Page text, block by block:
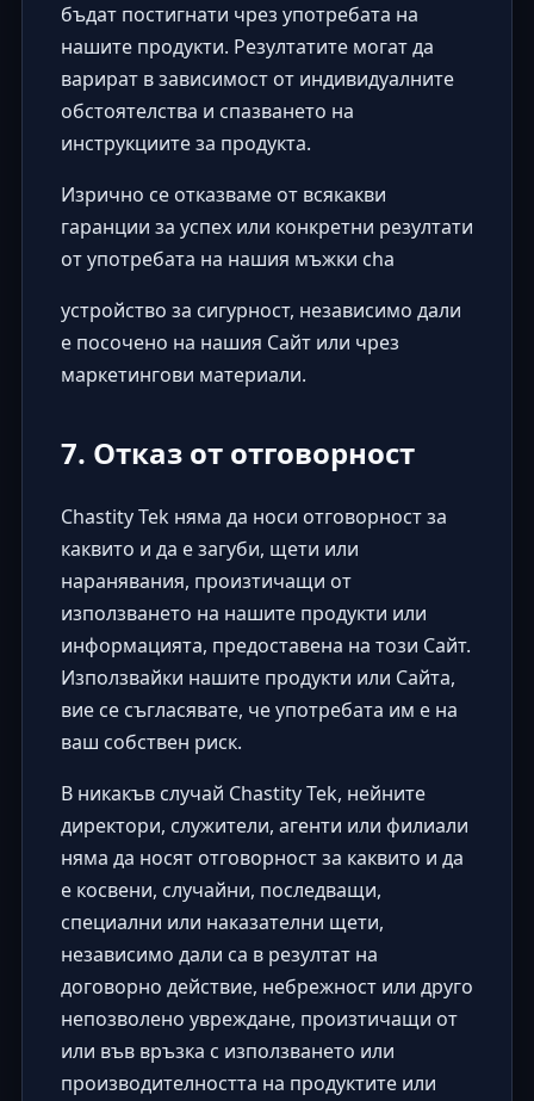
бъдат постигнати чрез употребата на
нашите продукти. Резултатите могат да
варират в зависимост от индивидуалните
обстоятелства и спазването на
инструкциите за продукта.
Изрично се отказваме от всякакви
гаранции за успех или конкретни резултати
от употребата на нашия мъжки cha
устройство за сигурност, независимо дали
е посочено на нашия Сайт или чрез
маркетингови материали.
7. Отказ от отговорност
Chastity Tek няма да носи отговорност за
каквито и да е загуби, щети или
наранявания, произтичащи от
използването на нашите продукти или
информацията, предоставена на този Сайт.
Използвайки нашите продукти или Сайта,
вие се съгласявате, че употребата им е на
ваш собствен риск.
В никакъв случай Chastity Tek, нейните
директори, служители, агенти или филиали
няма да носят отговорност за каквито и да
е косвени, случайни, последващи,
специални или наказателни щети,
независимо дали са в резултат на
договорно действие, небрежност или друго
непозволено увреждане, произтичащи от
или във връзка с използването или
производителността на продуктите или